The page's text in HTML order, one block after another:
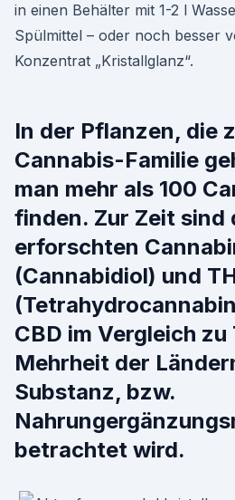
in einen Behälter mit 1-2 l
Spülmittel – oder noch besser
Konzentrat „Kristallglanz“.
In der Pflanzen, die
Cannabis-Familie
man mehr als 100
finden. Zur Zeit sind
erforschten
(Cannabidiol) und
CBD im Vergleich zu
Mehrheit der
Substanz, bzw.
betrachtet wird.